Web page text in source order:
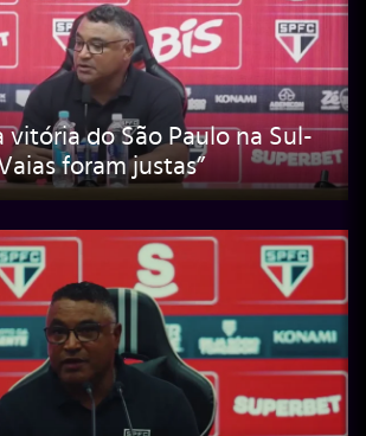
vitória do São Paulo na Sul-
foram justas”